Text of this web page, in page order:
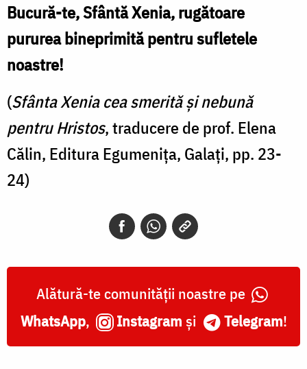
Bucură-te, Sfântă Xenia, rugătoare
pururea bineprimită pentru sufletele
noastre!
(Sfânta Xenia cea smerită și nebună
pentru Hristos, traducere de prof. Elena
Călin, Editura Egumenița, Galați, pp. 23-
24)
Alătură-te comunității noastre pe
WhatsApp, Instagram și Telegram!